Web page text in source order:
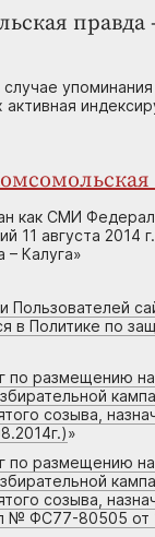
правда
как СМИ
11 августа
Калуга»
Пользователей
в Политике по
по размещению
созыва,
»
по размещению
созыва,
№ ФС77-80505 от